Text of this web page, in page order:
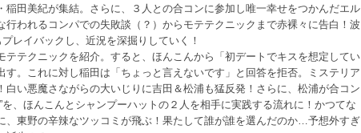
稲田美紀が集結。さらに、３人との合コンに参加し唯一幸せをつかんだエル
われるコンパでの失敗談（？）からモテテクニックまで赤裸々に告白！波
レイバックし、近況を深掘りしていく！
テテクニックを紹介。すると、ほんこんから「初デートでキスを想定してい
。これに対し稲田は「ちょっと言えないです」と回答を拒否。ミステリア
い悪魔さながらの大いじりに吉田＆松浦も猛反発！さらに、松浦が合コン
、ほんこんとシャンプーハットの２人を相手に実践する流れに！かつてな
、東野の辛辣なツッコミが飛ぶ！果たして誰が誰を選んだのか…予想外すぎ